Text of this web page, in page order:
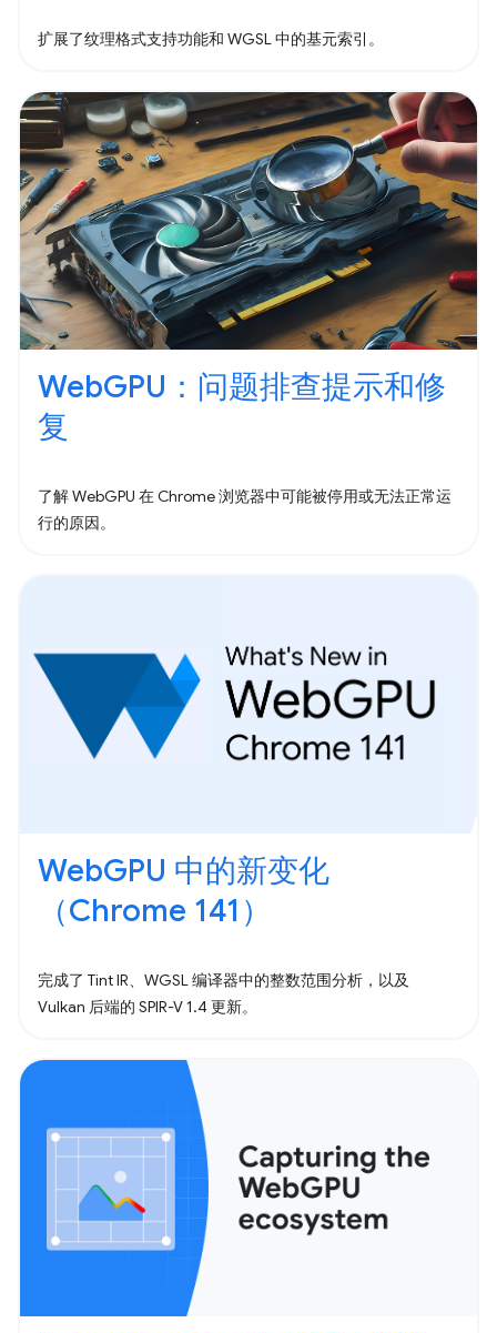
扩展了纹理格式支持功能和 WGSL 中的基元索引。
WebGPU：问题排查提示和修
复
了解 WebGPU 在 Chrome 浏览器中可能被停用或无法正常运
行的原因。
WebGPU 中的新变化
（Chrome 141）
完成了 Tint IR、WGSL 编译器中的整数范围分析，以及
Vulkan 后端的 SPIR-V 1.4 更新。